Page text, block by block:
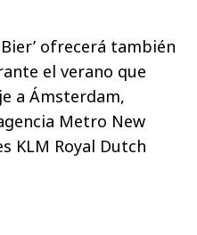
ofrecerá también
el verano que
a Ámsterdam,
Metro New
KLM Royal Dutch